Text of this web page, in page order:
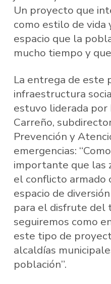
Un proyecto que
como estilo de vida
espacio que la
mucho tiempo y
La entrega de este
infraestructura
estuvo liderada por
Carreño,
Prevención y
emergencias:
importante que las
el conflicto armado
espacio de
para el disfrute del
seguiremos como
este tipo de
alcaldías
población”.